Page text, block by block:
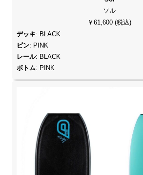
ソル
￥61,600 (税込)
デッキ: BLACK
ピン: PINK
レール: BLACK
ボトム: PINK